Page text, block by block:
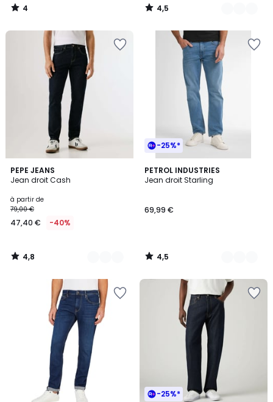
4
/
4,5
/
PEPE JEANS
Jean droit Cash
à partir de
79,00 €
47,40 € -40%
4,8
/ 5
7
Couleurs
4,8
/
-25%*
PETROL INDUSTRIES
Jean droit Starling
69,99 €
4,5
/ 5
3
Couleurs
4,5
/
-25%*